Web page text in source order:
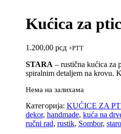
Kućica za
1.200,00 рсд +PTT
STARA– rustična kućica za
spiralnim detaljem na krovu.
Нема на залихама
Категорија: KUĆICE ZA
dekor, handmade, kuća na
ručni rad, rustik, Sombor,